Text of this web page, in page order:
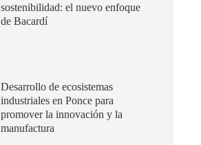
sostenibilidad: el nuevo enfoque
de Bacardí
Desarrollo de ecosistemas
industriales en Ponce para
promover la innovación y la
manufactura